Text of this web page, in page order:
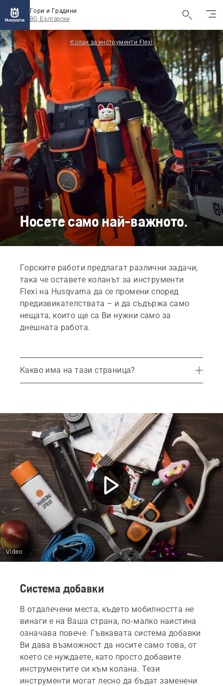
Гори и Градини
BG, Български
Колан за инструменти Flexi
Носете само най-важното.
Горските работи предлагат различни задачи,
така че оставете коланът за инструменти
Flexi на Husqvarna да се промени според
предизвикателствата – и да съдържа само
нещата, които ще са Ви нужни само за
днешната работа.
Какво има на тази страница?
Система добавки
Носещи системи за Вашите най-важни неща
Принадлежности
Card Feed
Добавете повече гъвкавост към работния Ви ден
Video
Система добавки
В отдалечени места, където мобилността не
винаги е на Ваша страна, по-малко наистина
означава повече. Гъвкавата система добавки
Ви дава възможност да носите само това, от
което се нуждаете, като просто добавите
инструментите си към колана. Тези
инструменти могат лесно да бъдат заменени